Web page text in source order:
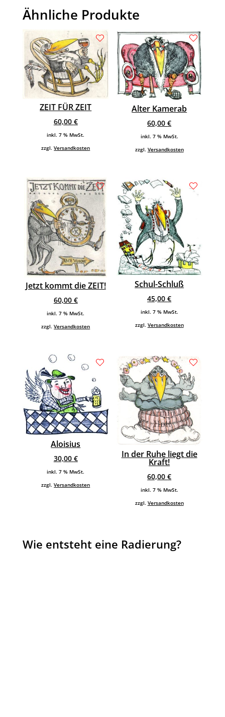
Ähnliche Produkte
ZEIT FÜR ZEIT
60,00 €
inkl. 7 % MwSt.
zzgl.Versandkosten
Alter Kamerab
60,00€
inkl. 7 % MwSt.
zzgl. Versandkosten
Jetzt kommt die ZEIT!
60,00 €
inkl. 7 % MwSt.
zzgl.Versandkosten
Schul-Schluß
45,00€
inkl. 7 % MwSt.
zzgl. Versandkosten
Aloisius
30,00 €
inkl. 7 % MwSt.
zzgl.Versandkosten
In der Ruhe liegt die
Kraft!
60,00€
inkl. 7 % MwSt.
zzgl. Versandkosten
Wie entsteht eine Radierung?